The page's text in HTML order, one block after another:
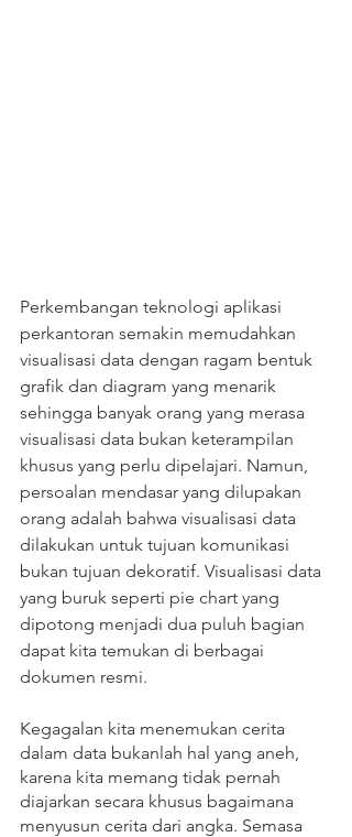
Perkembangan teknologi aplikasi
perkantoran semakin memudahkan
visualisasi data dengan ragam bentuk
grafik dan diagram yang menarik
sehingga banyak orang yang merasa
visualisasi data bukan keterampilan
khusus yang perlu dipelajari. Namun,
persoalan mendasar yang dilupakan
orang adalah bahwa visualisasi data
dilakukan untuk tujuan komunikasi
bukan tujuan dekoratif. Visualisasi data
yang buruk seperti pie chart yang
dipotong menjadi dua puluh bagian
dapat kita temukan di berbagai
dokumen resmi.
Kegagalan kita menemukan cerita
dalam data bukanlah hal yang aneh,
karena kita memang tidak pernah
diajarkan secara khusus bagaimana
menyusun cerita dari angka. Semasa